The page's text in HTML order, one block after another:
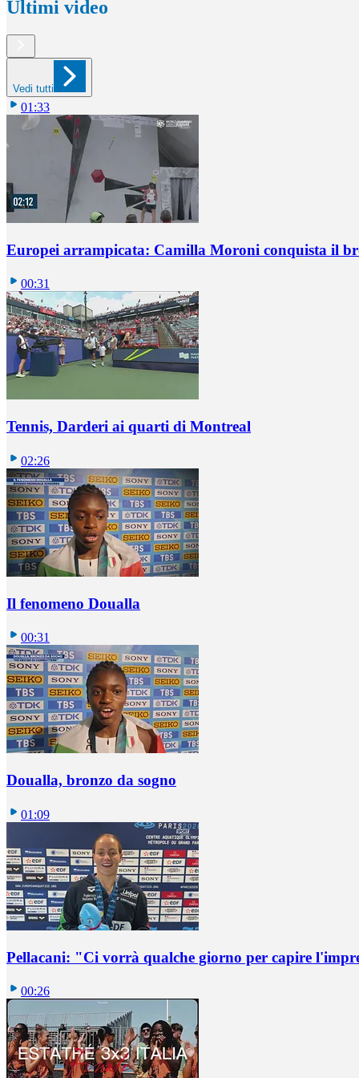
Ultimi video
Vedi tutti
01:33
Europei arrampicata: Camilla Moroni conquista il
00:31
Tennis, Darderi ai quarti di Montreal
02:26
Il fenomeno Doualla
00:31
Doualla, bronzo da sogno
01:09
Pellacani: "Ci vorrà qualche giorno per capire
00:26